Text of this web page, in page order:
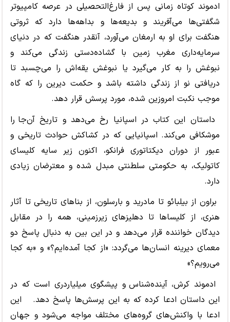
ادموند کوتاه زمانی پس از فارغالتحصیلی در عرصه کامپیوتر
شگفتیها میآفریند و بدیعهها و بداههها دارد که ثروتی
هنگفت برای او به ارمغان میآورد، آنقدر هنگفت که در دنیای
سرمایهداری مغرب زمین با گشادهدستی زندگی میکند و
نبوغش را به کار میگیرد یا نبوغش یقهاش را میچسبد تا
دریافتی نو از زندگی داشته باشد و حکمت دیرین را که گاه
موجب نکبت امروزین شده، مورد پرسش قرار دهد.
داستان این کتاب در اسپانیا رخ میدهد و تاریخ آنجا را
موشکافی میکند. اسپانیایی که در کشاکش حوادث تاریخی و
عبور از دوران دیکتاتوری فرانکو، اکنون زیر سایه کلیسای
کاتولیک، به حکومتی سلطنتی مبدل شده و معترضان زیادی
دارد.
براون از بیلبائو تا مادرید و بارسلون، از بناهای تاریخی تا آثار
هنری، از کلیساها تا دهلیزهای زیرزمینی، همه را در مقابل
دیدگان خواننده قرار میدهد و در این بین به دنبال پاسخ دو
معمای دیرینه انسانها میگردد: «از کجا آمدهایم؟» و «به کجا
میرویم؟»
ادموند کرش، آیندهشناس و پیشگوی میلیاردری است که در
این داستان ادعا کرده که به این پرسشها پاسخ دهد. این
ادعا با واکنشهای گروههای مختلف مواجه میشود و جهان